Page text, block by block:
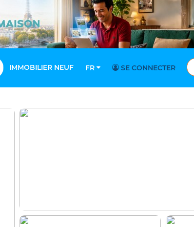
IMMOBILIER NEUF FR SE CONNECTER